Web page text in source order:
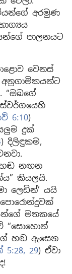
අරමුණ
පාලනයට
වෙනස්
“ඔබගේ
ස්වර්ගයෙහි
6:10)
දුක්
) දිලිඳුකම,
හඬ නඟන
කියලයි.
ලෙඩින්’ යයි
මතකයේ
“සොහොන්
හඬ ඇසෙන
29) ඒවා